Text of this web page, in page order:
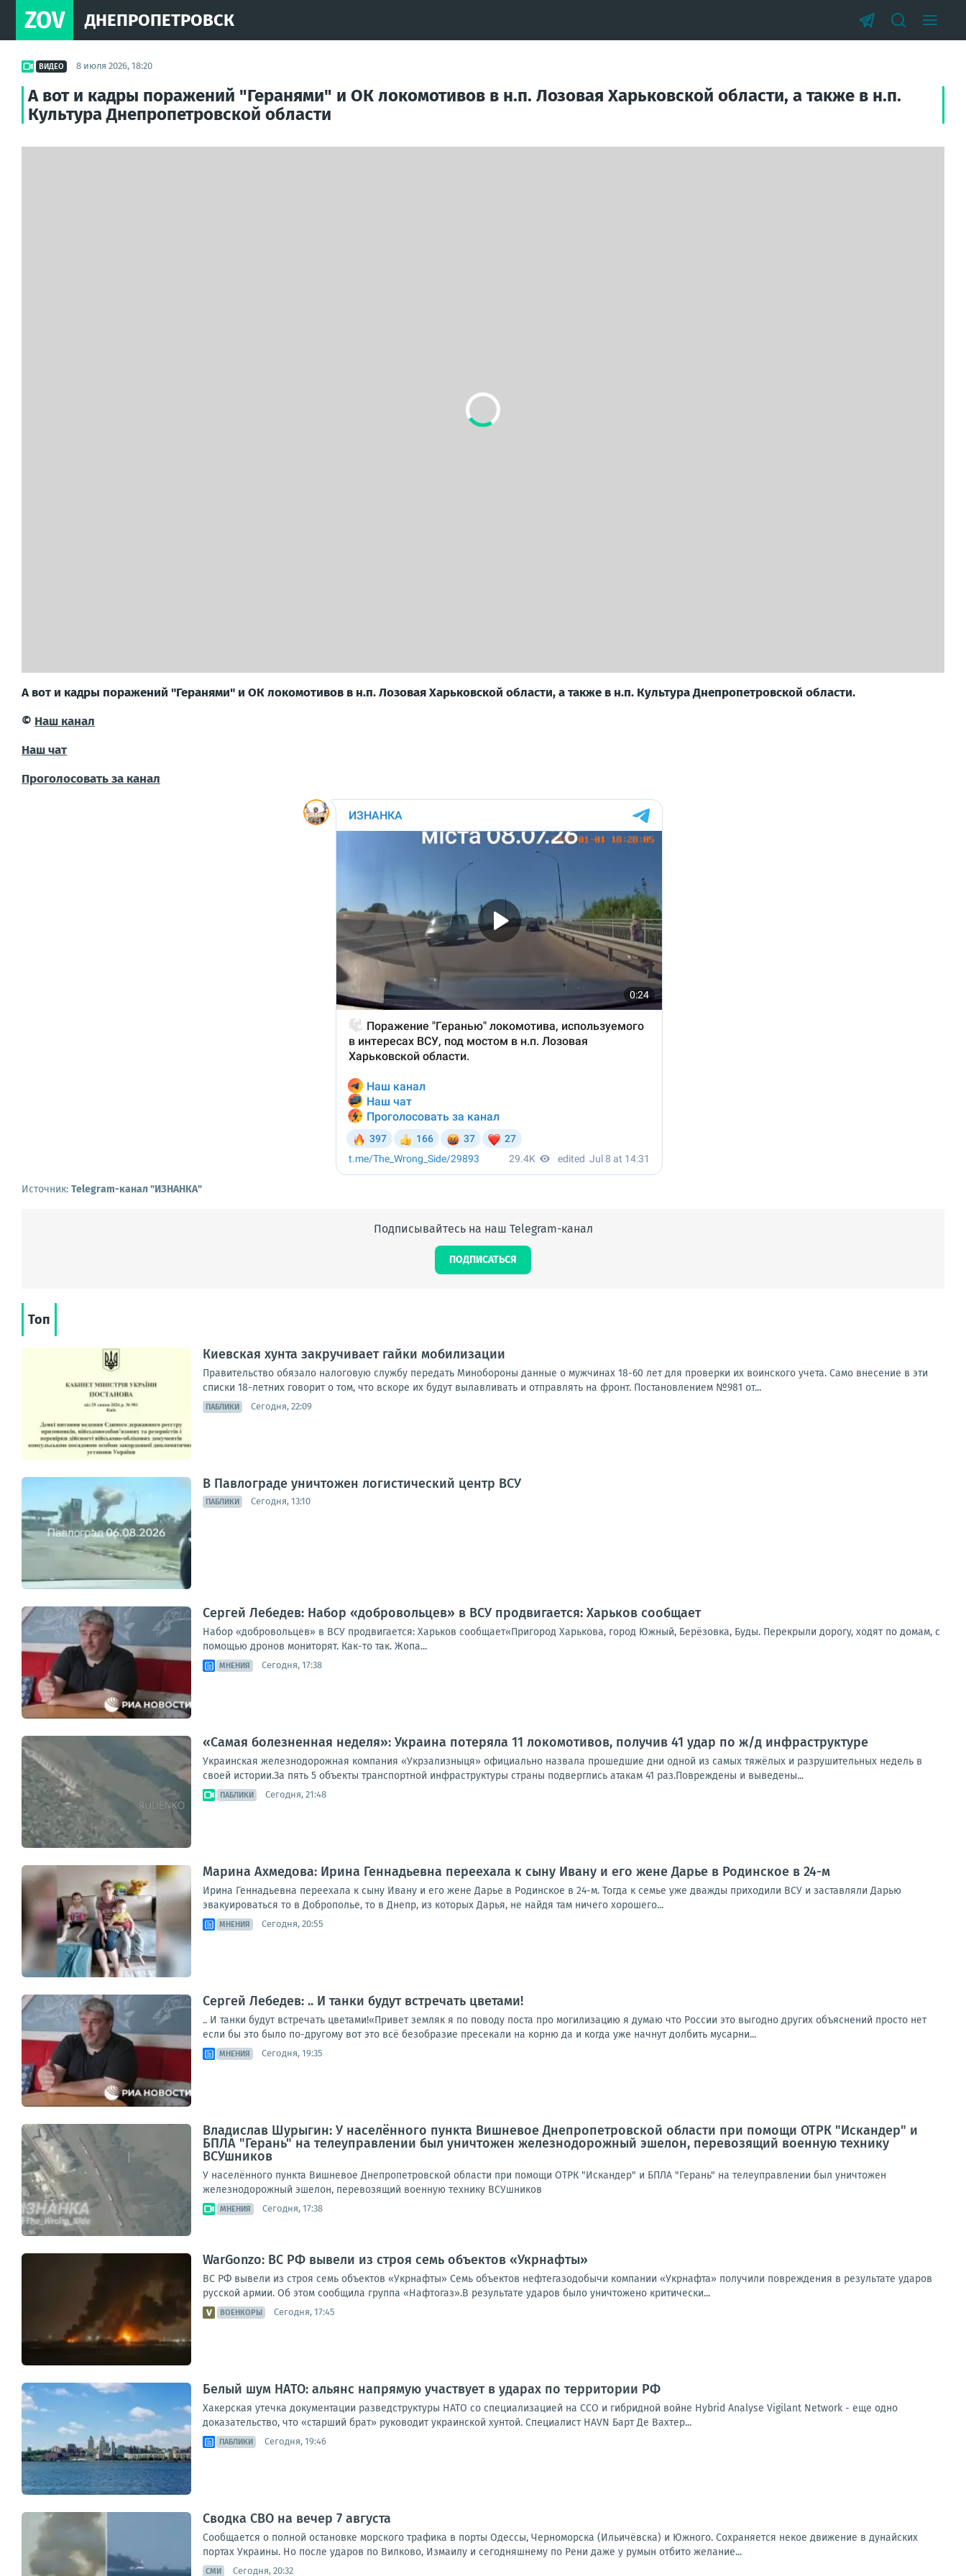
ZOV ДНЕПРОПЕТРОВСК
ВИДЕО 8 июля 2026, 18:20
А вот и кадры поражений "Геранями" и ОК локомотивов в н.п. Лозовая Харьковской области, а также в н.п.
Культура Днепропетровской области
А вот и кадры поражений "Геранями" и ОК локомотивов в н.п. Лозовая Харьковской области, а также в н.п. Культура Днепропетровской области.
© Наш канал
Наш чат
Проголосовать за канал
Источник: Telegram-канал "ИЗНАНКА"
Подписывайтесь на наш Telegram-канал
ПОДПИСАТЬСЯ
Топ
Киевская хунта закручивает гайки мобилизации
Правительство обязало налоговую службу передать Минобороны данные о мужчинах 18-60 лет для проверки их воинского учета. Само внесение в эти
списки 18-летних говорит о том, что вскоре их будут вылавливать и отправлять на фронт. Постановлением №981 от...
ПАБЛИКИ Сегодня, 22:09
В Павлограде уничтожен логистический центр ВСУ
ПАБЛИКИ Сегодня, 13:10
Сергей Лебедев: Набор «добровольцев» в ВСУ продвигается: Харьков сообщает
Набор «добровольцев» в ВСУ продвигается: Харьков сообщает«Пригород Харькова, город Южный, Берёзовка, Буды. Перекрыли дорогу, ходят по домам, с
помощью дронов мониторят. Как-то так. Жопа...
МНЕНИЯ Сегодня, 17:38
«Самая болезненная неделя»: Украина потеряла 11 локомотивов, получив 41 удар по ж/д инфраструктуре
Украинская железнодорожная компания «Укрзализныця» официально назвала прошедшие дни одной из самых тяжёлых и разрушительных недель в
своей истории.За пять 5 объекты транспортной инфраструктуры страны подверглись атакам 41 раз.Повреждены и выведены...
ПАБЛИКИ Сегодня, 21:48
Марина Ахмедова: Ирина Геннадьевна переехала к сыну Ивану и его жене Дарье в Родинское в 24-м
Ирина Геннадьевна переехала к сыну Ивану и его жене Дарье в Родинское в 24-м. Тогда к семье уже дважды приходили ВСУ и заставляли Дарью
эвакуироваться то в Доброполье, то в Днепр, из которых Дарья, не найдя там ничего хорошего...
МНЕНИЯ Сегодня, 20:55
Сергей Лебедев: .. И танки будут встречать цветами!
.. И танки будут встречать цветами!«Привет земляк я по поводу поста про могилизацию я думаю что России это выгодно других объяснений просто нет
если бы это было по-другому вот это всё безобразие пресекали на корню да и когда уже начнут долбить мусарни...
МНЕНИЯ Сегодня, 19:35
Владислав Шурыгин: У населённого пункта Вишневое Днепропетровской области при помощи ОТРК "Искандер" и
БПЛА "Герань" на телеуправлении был уничтожен железнодорожный эшелон, перевозящий военную технику
ВСУшников
У населённого пункта Вишневое Днепропетровской области при помощи ОТРК "Искандер" и БПЛА "Герань" на телеуправлении был уничтожен
железнодорожный эшелон, перевозящий военную технику ВСУшников
МНЕНИЯ Сегодня, 17:38
WarGonzo: ВС РФ вывели из строя семь объектов «Укрнафты»
ВС РФ вывели из строя семь объектов «Укрнафты» Семь объектов нефтегазодобычи компании «Укрнафта» получили повреждения в результате ударов
русской армии. Об этом сообщила группа «Нафтогаз».В результате ударов было уничтожено критически...
ВОЕНКОРЫ Сегодня, 17:45
Белый шум НАТО: альянс напрямую участвует в ударах по территории РФ
Хакерская утечка документации разведструктуры НАТО со специализацией на ССО и гибридной войне Hybrid Analyse Vigilant Network - еще одно
доказательство, что «старший брат» руководит украинской хунтой. Специалист HAVN Барт Де Вахтер...
ПАБЛИКИ Сегодня, 19:46
Сводка СВО на вечер 7 августа
Сообщается о полной остановке морского трафика в порты Одессы, Черноморска (Ильичёвска) и Южного. Сохраняется некое движение в дунайских
портах Украины. Но после ударов по Вилково, Измаилу и сегодняшнему по Рени даже у румын отбито желание...
СМИ Сегодня, 20:32